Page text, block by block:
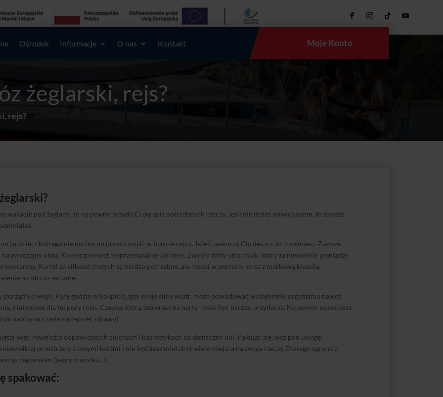
Ośrodek Informacje O nas Kontakt Moje Konto
żeglarski, rejs?
rejs?
wakacje pod żaglami, to na pewno przyda Ci się spis potrzebnych rzeczy. Jeśli nie jesteś nowicjuszem, to zawsze
jachcie, z którego nie można po prostu wyjść w trakcie rejsu. Jeżeli zaskoczy Cię deszcz, to zmokniesz. Zawsze
zwyczajny obóz. Koniecznie weź nieprzemakalne ubranie. Zwykły żółty sztormiak, który za niewielkie pieniądze
wystarczy. Kurtki za kilkaset złotych są bardzo potrzebne, ale raczej w portach; wraz z markową koszulą
na płci przeciwnej.
porządnie wieje. Parę godzin w kokpicie, gdy wieje silny wiatr, może powodować wyziębienie organizmu nawet
nietypowe dla tej pory roku. Czapka, którą zabierasz na narty, może być bardzo przydatna. Na pewno pokochasz
do kabiny w czasie najlepszej zabawy!
więc również o odpowiednich ciuchach i kosmetykach na słoneczne dni. Pakując się, weź pod uwagę,
niewielkiej przestrzeni z innymi ludźmi i nie będziesz miał zbyt wiele miejsca na swoje rzeczy. Dlatego ogranicz
żeglarskim (jednym worku…).
spakować: